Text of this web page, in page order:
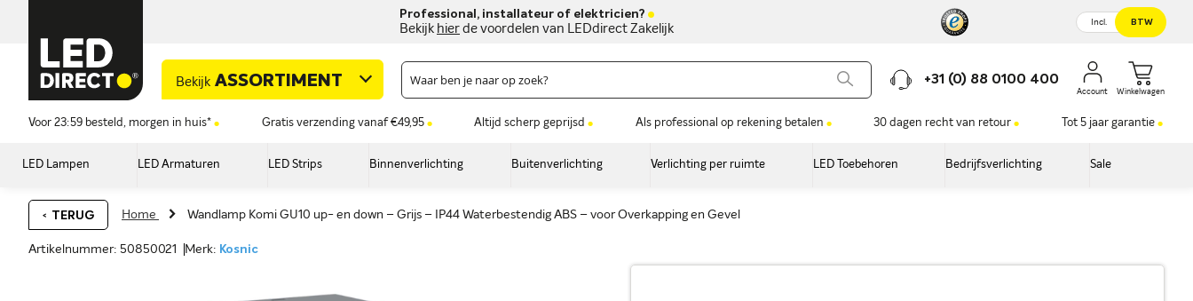
Professional, installateur of elektricien?
Bekijk hier de voordelen van LEDdirect Zakelijk Incl. BTW
Bekijk ASSORTIMENT +31 (0) 88 0100 400
Winkelwagen
Voor 23:59 besteld, morgen in huis* Gratis verzending vanaf €49,95 Altijd scherp geprijsd Als professional op rekening betalen 30 dagen recht van retour Tot 5 jaar garantie
LED Lampen LED Armaturen LED Strips Binnenverlichting Buitenverlichting Verlichting per ruimte LED Toebehoren Bedrijfsverlichting Sale
TERUG Home Wandlamp Komi GU10 up- en down – Grijs – IP44 Waterbestendig ABS – voor Overkapping en Gevel
Artikelnummer: 50850021 Merk: Kosnic